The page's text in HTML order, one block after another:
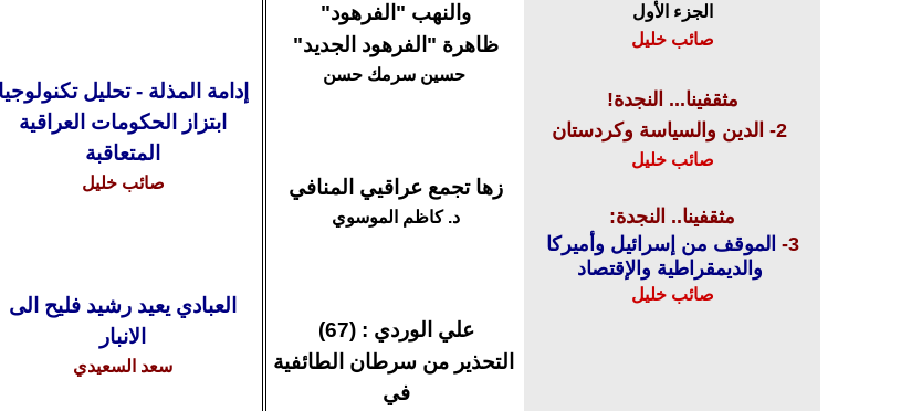
إدامة المذلة - تحليل تكنولوجيا
ابتزاز الحكومات العراقية
المتعاقبة
صائب خليل
العبادي يعيد رشيد فليح الى
الانبار
سعد السعيدي
والنهب "الفرهود"
ظاهرة "الفرهود الجديد"
حسين سرمك حسن
زها تجمع عراقيي المنافي
د. كاظم الموسوي
علي الوردي : (67)
التحذير من سرطان الطائفية
في
الجزء الأول
صائب خليل
مثقفينا... النجدة!
صائب خليل
مثقفينا.. النجدة:
3-
الموقف من إسرائيل وأميركا
والديمقراطية والإقتصاد
صائب خليل